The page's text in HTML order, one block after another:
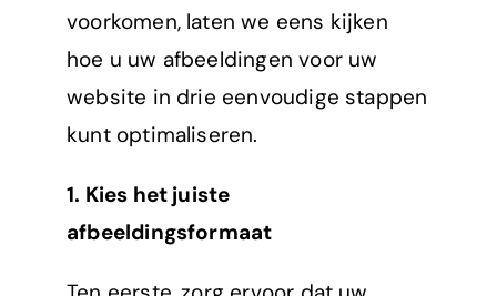
voorkomen, laten we eens kijken
hoe u uw afbeeldingen voor uw
website in drie eenvoudige stappen
kunt optimaliseren.
1. Kies het juiste
afbeeldingsformaat